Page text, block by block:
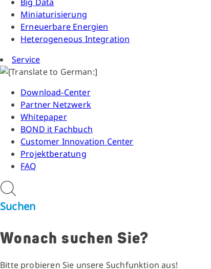
Miniaturisierung
Erneuerbare Energien
Heterogeneous Integration
Service
Download-Center
Partner Netzwerk
Whitepaper
BOND it Fachbuch
Customer Innovation Center
Projektberatung
FAQ
Suchen
Wonach suchen Sie?
Bitte probieren Sie unsere Suchfunktion aus!